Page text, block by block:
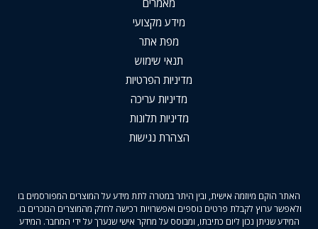
מאמרים
מידע מקצועי
מפת אתר
תנאי שימוש
מדיניות הפרטיות
מדיניות עריכה
מדיניות תלונות
הצהרת נגישות
האתר הוקם מיוזמה אישית, ובין היתר במטרה לתת מידע על המוצרים המפורסמים בו
ולאפשר ערוץ לקבלת פרטים נוספים ואפשרויות רכישה לחלק מהמוצרים הנזכרים בו.
המידע שניתן נכון ליום כתיבתו, ומבוסס על מחקר אישי שנערך על ידי המחבר. המידע